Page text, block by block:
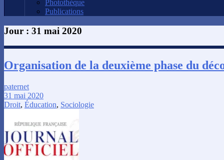
Photothèque
Publications
Jour : 31 mai 2020
Organisation de la deuxième phase du
paternet
31 mai 2020
Droit, Éducation, Sociologie